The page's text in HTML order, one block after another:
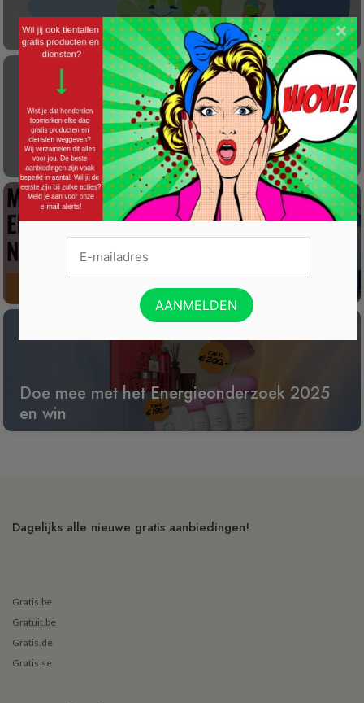
Laat éénmalig GRATIS je container reinigen
Gratis Princess elektrische kachel t.w.v. €
100
Win een wijnreis naar Spanje
Doe mee met het Energieonderzoek 2025
en win
Dagelijks alle nieuwe gratis aanbiedingen!
Gratis.be
Gratuit.be
Gratis.de
Gratis.se
×